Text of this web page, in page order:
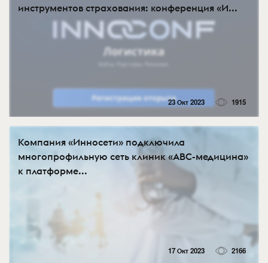
инструментов страхования: конференция «И...
23 Окт 2023 1915
Компания «Инносети» подключила
многопрофильную сеть клиник «ABC-медицина»
к платформе...
17 Окт 2023 2166